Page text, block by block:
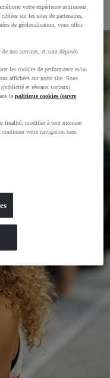
des faits devraindemniser
exercer un recours si le contrat a été
votre expérience utilisateur,
sur les sites de partenaires,
de géolocalisation, vous offrir
nos services, et sont déposés
les cookies de performance et/ou
affichées sur notre site. Sous
et réseaux sociaux)
lapolitique cookies (ouvre
finalité, modifier à tout moment
votre navigation sans